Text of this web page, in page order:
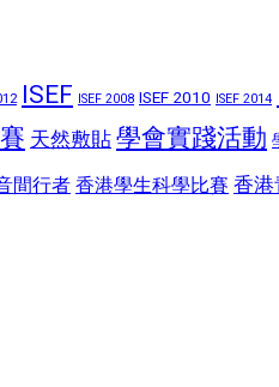
ISEF ISEF 2008 ISEF 2010 ISEF 2014
天然敷貼 學會實踐活動
間行者 香港學生科學比賽 香港